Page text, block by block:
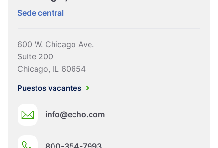
Sede central
600 W. Chicago Ave.
Suite 200
Chicago, IL 60654
Puestos vacantes
info@echo.com
800-354-7993